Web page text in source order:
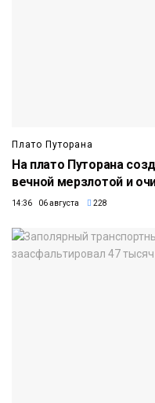
Плато Путорана
На плато Путорана
вечной мерзлотой и
14:36 06 августа 228